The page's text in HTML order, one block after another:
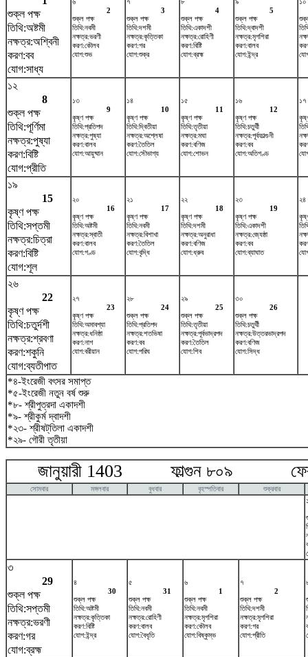
শুক্ল পক্ষ
তিথি:অষ্টমী
নক্ষত্র:অশ্বিনী
করণ:বব
যোগ:সাধ্য
2
শুক্ল পক্ষ
তিথি:নবমী
নক্ষত্র:ভরণী
করণ:কৌলব
যোগ:শুভ
3
শুক্ল পক্ষ
তিথি:দশমী
নক্ষত্র:কৃত্তিকা
করণ:গর
যোগ:শুক্র
4
শুক্ল পক্ষ
তিথি:একাদশী
নক্ষত্র:রোহিণী
করণ:বিষ্টি
যোগ:ব্রহ্ম
5
শুক্ল পক্ষ
তিথি:দ্বাদশী
নক্ষত্র:মৃগশিরা
করণ:বালব
যোগ:ইন্দ্র
১২
8
শুক্ল পক্ষ
তিথি:পূর্ণিমা
নক্ষত্র:পুষ্যা
করণ:বিষ্টি
যোগ:প্রীতি
১৩
9
কৃষ্ণ পক্ষ
তিথি:প্রতিপদ
নক্ষত্র:পুষ্যা
করণ:বালব
যোগ:আয়ুষ্মান
১৪
10
কৃষ্ণ পক্ষ
তিথি:দ্বিতীয়া
নক্ষত্র:অশ্লেষা
করণ:তৈতিল
যোগ:সৌভাগ্য
১৫
11
কৃষ্ণ পক্ষ
তিথি:তৃতীয়া
নক্ষত্র:মঘা
করণ:বণিজ
যোগ:শোভন
১৬
12
কৃষ্ণ পক্ষ
তিথি:চতুর্থী
নক্ষত্র:পূর্বফাল্গুনী
করণ:বব
যোগ:অতিগণ্ড
১৭
১৯
15
কৃষ্ণ পক্ষ
তিথি:সপ্তমী
নক্ষত্র:চিত্রা
করণ:বিষ্টি
যোগ:শূল
২০
16
কৃষ্ণ পক্ষ
তিথি:অষ্টমী
নক্ষত্র:স্বাতী
করণ:বালব
যোগ:গণ্ড
২১
17
কৃষ্ণ পক্ষ
তিথি:নবমী
নক্ষত্র:বিশাখা
করণ:তৈতিল
যোগ:বৃদ্ধি
২২
18
কৃষ্ণ পক্ষ
তিথি:দশমী
নক্ষত্র:অনুরাধা
করণ:বণিজ
যোগ:ধ্রুব
২৩
19
কৃষ্ণ পক্ষ
তিথি:একাদশী
নক্ষত্র:জ্যেষ্ঠা
করণ:বব
যোগ:ব্যাঘাত
২৪
২৬
22
কৃষ্ণ পক্ষ
তিথি:চতুর্দশী
নক্ষত্র:শ্রবণা
করণ:শকুনি
যোগ:ব্যতীপাত
২৭
23
কৃষ্ণ পক্ষ
তিথি:অমাবশ্যা
নক্ষত্র:ধনিষ্ঠা
করণ:নাগ
যোগ:বরীয়ান
২৮
24
শুক্ল পক্ষ
তিথি:প্রতিপদ
নক্ষত্র:শতভিষ‌া
করণ:বব
যোগ:পরিঘ
২৯
25
শুক্ল পক্ষ
তিথি:তৃতীয়া
নক্ষত্র:পূর্বভাদ্রপদ
করণ:তৈতিল
যোগ:শিব
৩০
26
শুক্ল পক্ষ
তিথি:চতুর্থী
নক্ষত্র:উত্তরভাদ্রপদ
করণ:বণিজ
যোগ:সিদ্ধ
*৪-ইংরেজী বৎসর সমাপ্ত
*৫-ইংরেজী নতুন বর্ষ শুরু
*৮- শ্রীপুত্রদা একাদশী
*৯- শ্রীকুর্ম দ্বাদশী
*২৩- শ্রীষট্‌তিলা একাদশী
*২৯- গৌরী তৃতীয়া
জানুয়ারী 1403 ফাল্গুন ৮০৯
সোমবার মঙ্গলবার বুধবার বৃহস্পতিবার
শুক্রবার
৩
29
শুক্ল পক্ষ
তিথি:সপ্তমী
নক্ষত্র:ভরণী
করণ:গর
যোগ:ব্রহ্ম
৪
30
শুক্ল পক্ষ
তিথি:অষ্টমী
নক্ষত্র:কৃত্তিকা
করণ:বিষ্টি
যোগ:ইন্দ্র
৫
31
শুক্ল পক্ষ
তিথি:নবমী
নক্ষত্র:রোহিণী
করণ:বালব
যোগ:বৈধৃতি
৬
1
শুক্ল পক্ষ
তিথি:নবমী
নক্ষত্র:মৃগশিরা
করণ:কৌলব
যোগ:বিষ্কুম্ভ
৭
2
শুক্ল পক্ষ
তিথি:দশমী
নক্ষত্র:মৃগশিরা
করণ:গর
যোগ:প্রীতি